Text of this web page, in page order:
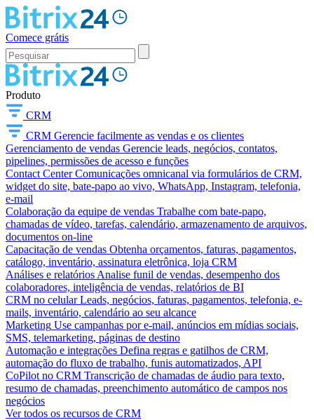
Comece grátis
Produto
CRM
CRM Gerencie facilmente as vendas e os clientes
Gerenciamento de vendas Gerencie leads, negócios, contatos,
pipelines, permissões de acesso e funções
Contact Center Comunicações omnicanal via formulários de CRM,
widget do site, bate-papo ao vivo, WhatsApp, Instagram, telefonia,
e-mail
Colaboração da equipe de vendas Trabalhe com bate-papo,
chamadas de vídeo, tarefas, calendário, armazenamento de arquivos,
documentos on-line
Capacitação de vendas Obtenha orçamentos, faturas, pagamentos,
catálogo, inventário, assinatura eletrônica, loja CRM
Análises e relatórios Analise funil de vendas, desempenho dos
colaboradores, inteligência de vendas, relatórios de BI
CRM no celular Leads, negócios, faturas, pagamentos, telefonia, e-
mails, inventário, calendário ao seu alcance
Marketing Use campanhas por e-mail, anúncios em mídias sociais,
SMS, telemarketing, páginas de destino
Automação e integrações Defina regras e gatilhos de CRM,
automação do fluxo de trabalho, funis automatizados, API
CoPilot no CRM Transcrição de chamadas de áudio para texto,
resumo de chamadas, preenchimento automático de campos nos
negócios
Ver todos os recursos de CRM